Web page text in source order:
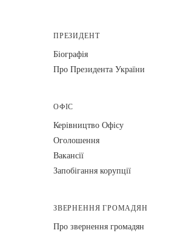
ПРЕЗИДЕНТ
Біографія
Про Президента України
ОФІС
Керівництво Офісу
Оголошення
Вакансії
Запобігання корупції
ЗВЕРНЕННЯ ГРОМАДЯН
Про звернення громадян